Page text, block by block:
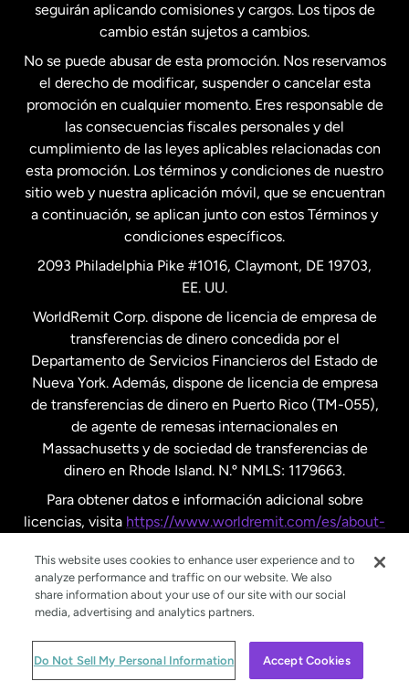
Estados Unidos Español
Francia
Malasia
Nueva Zelanda
Países Bajos
Suecia
seguirán aplicando comisiones y cargos. Los tipos de
cambio están sujetos a cambios.
No se puede abusar de esta promoción. Nos reservamos
el derecho de modificar, suspender o cancelar esta
promoción en cualquier momento. Eres responsable de
las consecuencias fiscales personales y del
cumplimiento de las leyes aplicables relacionadas con
esta promoción. Los términos y condiciones de nuestro
sitio web y nuestra aplicación móvil, que se encuentran
a continuación, se aplican junto con estos Términos y
condiciones específicos.
2093 Philadelphia Pike #1016, Claymont, DE 19703,
EE. UU.
WorldRemit Corp. dispone de licencia de empresa de
transferencias de dinero concedida por el
Departamento de Servicios Financieros del Estado de
Nueva York. Además, dispone de licencia de empresa
de transferencias de dinero en Puerto Rico (TM-055),
de agente de remesas internacionales en
Massachusetts y de sociedad de transferencias de
dinero en Rhode Island. N.º NMLS: 1179663.
Para obtener datos e información adicional sobre
licencias, visita https://www.worldremit.com/es/about-
© WorldRemit 2024
This website uses cookies to enhance user experience and to
analyze performance and traffic on our website. We also
share information about your use of our site with our social
media, advertising and analytics partners.
Do Not Sell My Personal Information Accept Cookies